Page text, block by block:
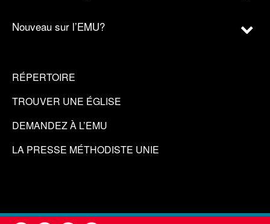
Nouveau sur l’EMU?
RÉPERTOIRE
TROUVER UNE ÉGLISE
DEMANDEZ À L’EMU
LA PRESSE MÉTHODISTE UNIE